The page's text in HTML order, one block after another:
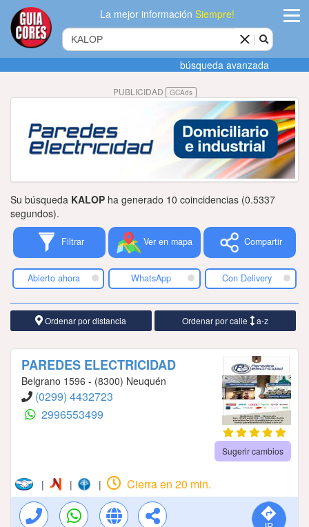
La mejor informaciónSiempre!
Agregar
empresa
Actualizar
datos
Publicidad
Tiendacores
Contactenos
búsqueda avanzada
PUBLICIDAD GCAds
Su búsqueda KALOP ha generado 10 coincidencias (0.5337
segundos).
Filtrar Ver en mapa Compartir
Abierto ahora WhatsApp Con Delivery
Ordenar por distancia Ordenar por calle a-z
PAREDES ELECTRICIDAD
Belgrano 1596 - (8300) Neuquén
(0299) 4432723
2996553499
Sugerir cambios
| | | Cierra en 20 min.